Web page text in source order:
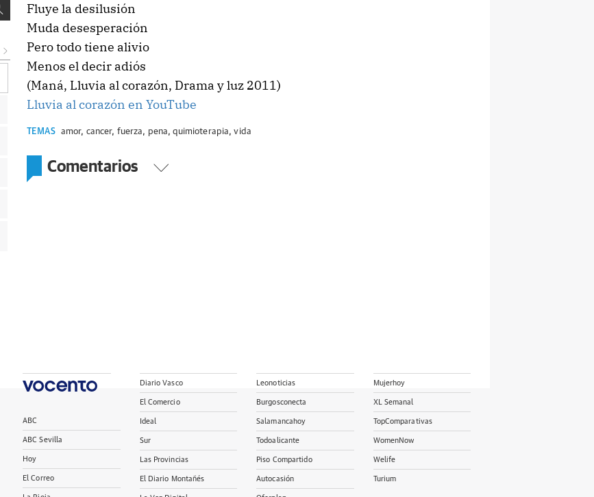
Fluye la desilusión
Muda desesperación
Pero todo tiene alivio
Menos el decir adiós
(Maná, Lluvia al corazón, Drama y luz 2011)
Lluvia al corazón en YouTube
TEMAS amor, cancer, fuerza, pena,quimioterapia,vida
Comentarios
ABC
ABC Sevilla
Hoy
El Correo
Diario Vasco
El Comercio
Ideal
Sur
Las Provincias
El Diario Montañés
Leonoticias
Burgosconecta
Salamancahoy
Todoalicante
Piso Compartido
Autocasión
Mujerhoy
XL Semanal
TopComparativas
WomenNow
Welife
Turium